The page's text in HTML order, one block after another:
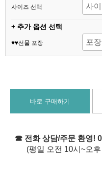
사이즈 선택
+ 추가 옵션 선택
♥♥선물 포장
바로 구매하기
☎ 전화 상담/주문 환영!
(평일 오전 10시~오후